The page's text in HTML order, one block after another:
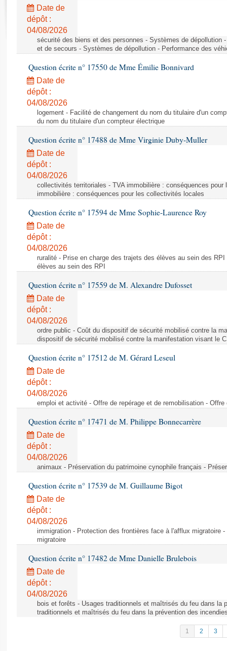
Rapports législatifs
Rapports sur l'application des lois
Baromètre de l’application des lois
Dossiers législatifs
Budget et sécurité sociale
Questions écrites et orales
Comptes rendus des débats
Date de
dépôt :
04/08/2026
sécurité des biens et des personnes - Systèmes de dépollution
et de secours - Systèmes de dépollution - Performance des
Question écrite n° 17550 de Mme Émilie Bonnivard
Date de
dépôt :
04/08/2026
logement - Facilité de changement du nom du titulaire d'un
du nom du titulaire d'un compteur électrique
Question écrite n° 17488 de Mme Virginie Duby-Muller
Date de
dépôt :
04/08/2026
collectivités territoriales - TVA immobilière : conséquences
immobilière : conséquences pour les collectivités locales
Question écrite n° 17594 de Mme Sophie-Laurence Roy
Date de
dépôt :
04/08/2026
ruralité - Prise en charge des trajets des élèves au sein des
élèves au sein des RPI
Question écrite n° 17559 de M. Alexandre Dufosset
Date de
dépôt :
04/08/2026
ordre public - Coût du dispositif de sécurité mobilisé contre la
dispositif de sécurité mobilisé contre la manifestation visant le
Question écrite n° 17512 de M. Gérard Leseul
Date de
dépôt :
04/08/2026
emploi et activité - Offre de repérage et de remobilisation -
Question écrite n° 17471 de M. Philippe Bonnecarrère
Date de
dépôt :
04/08/2026
animaux - Préservation du patrimoine cynophile français -
Question écrite n° 17539 de M. Guillaume Bigot
Date de
dépôt :
04/08/2026
immigration - Protection des frontières face à l'afflux migratoire
migratoire
Question écrite n° 17482 de Mme Danielle Brulebois
Date de
dépôt :
04/08/2026
bois et forêts - Usages traditionnels et maîtrisés du feu dans la
traditionnels et maîtrisés du feu dans la prévention des
1 2 3